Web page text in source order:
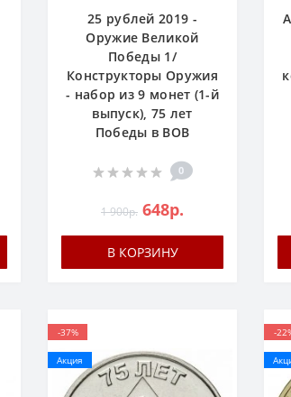
25 рублей 2019 -
Оружие Великой
Победы 1/
Конструкторы Оружия
- набор из 9 монет (1-й
выпуск), 75 лет
Победы в ВОВ
0
1 900р. 648р.
В КОРЗИНУ
-37%
Акция
-